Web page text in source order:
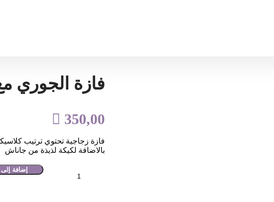
فازة الجوري
 350,00
فازة زجاجية تحتوي ترتيب
بالاضافة لكيكة لذيذة من جاناش
إضافة